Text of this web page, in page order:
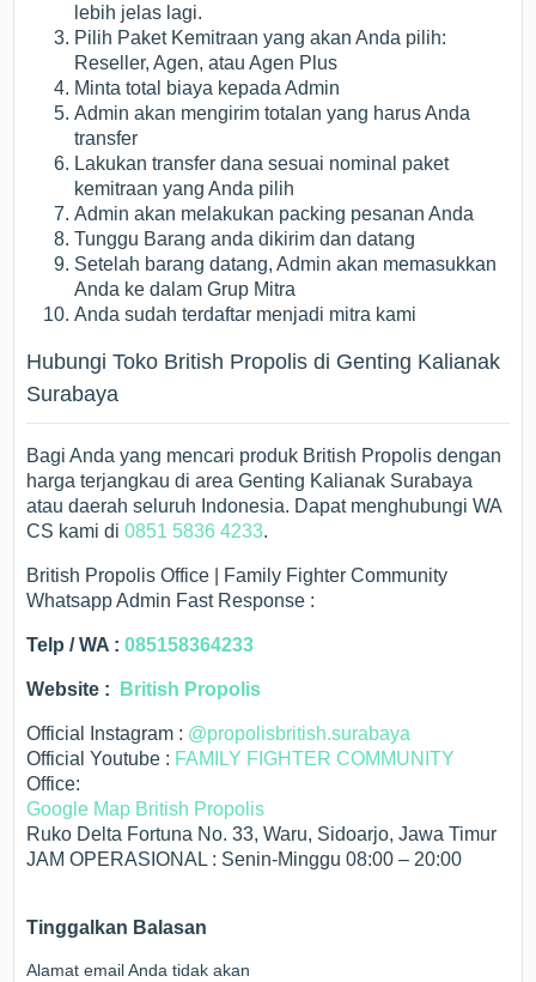
lebih jelas lagi.
Pilih Paket Kemitraan yang akan Anda pilih:
Reseller, Agen, atau Agen Plus
Minta total biaya kepada Admin
Admin akan mengirim totalan yang harus Anda
transfer
Lakukan transfer dana sesuai nominal paket
kemitraan yang Anda pilih
Admin akan melakukan packing pesanan Anda
Tunggu Barang anda dikirim dan datang
Setelah barang datang, Admin akan memasukkan
Anda ke dalam Grup Mitra
Anda sudah terdaftar menjadi mitra kami
Hubungi Toko British Propolis di Genting Kalianak
Surabaya
Bagi Anda yang mencari produk British Propolis dengan
harga terjangkau di area Genting Kalianak Surabaya
atau daerah seluruh Indonesia. Dapat menghubungi WA
CS kami di0851 5836 4233.
British Propolis Office | Family Fighter Community
Whatsapp Admin Fast Response :
Telp / WA :085158364233
Website : British Propolis
Official Instagram : @propolisbritish.surabaya
Official Youtube : FAMILY FIGHTER COMMUNITY
Office:
Google Map British Propolis
Ruko Delta Fortuna No. 33, Waru, Sidoarjo, Jawa Timur
JAM OPERASIONAL : Senin-Minggu 08:00 – 20:00
Tinggalkan Balasan
Alamat email Anda tidak akan